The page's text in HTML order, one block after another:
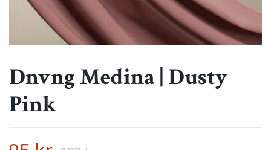
Dnvng Medina | Dusty
Pink